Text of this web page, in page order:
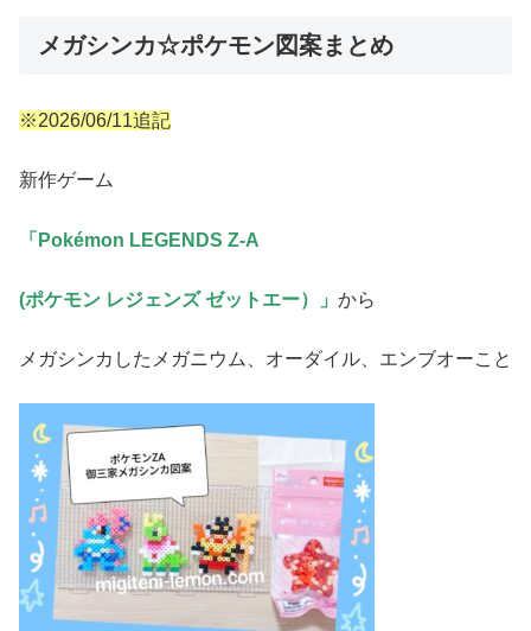
メガシンカ☆ポケモン図案まとめ
※2026/06/11追記
新作ゲーム
「Pokémon LEGENDS Z-A
(ポケモン レジェンズ ゼットエー）」 から
メガシンカしたメガニウム、オーダイル、エンブオーこと